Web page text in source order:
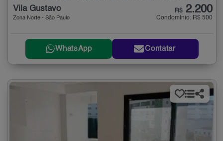
Vila Gustavo
Zona Norte - São Paulo
R$ 2.200
Condomínio: R$ 500
WhatsApp Contatar